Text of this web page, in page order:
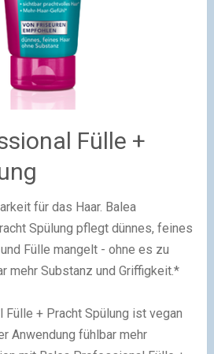
Fülle +
für das Haar. Balea
Spülung pflegt dünnes, feines
Fülle mangelt - ohne es zu
mehr Substanz und Griffigkeit.*
+ Pracht Spülung ist vegan
Anwendung fühlbar mehr